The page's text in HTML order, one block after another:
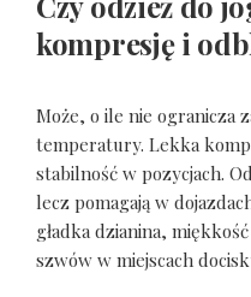
kompresję i
Może, o ile nie ogranicza
temperatury. Lekka
stabilność w pozycjach.
lecz pomagają w
gładka dzianina,
szwów w miejscach